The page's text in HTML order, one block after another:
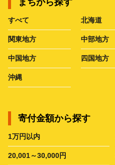
すべて 北海道
関東地方 中部地方
中国地方 四国地方
沖縄
寄付金額から探す
1万円以内
20,001～30,000円